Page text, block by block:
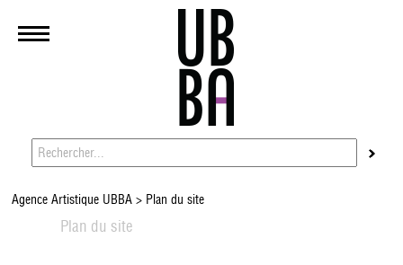
Agence Artistique UBBA> Plan du site
Plan du site